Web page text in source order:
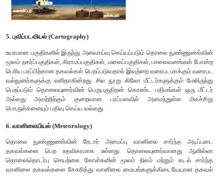
TGaoten 4 புவியின் அதிக சக்தி வாய்ந்த புவி உளவு
பாதிக்கப்படும் மக்களுக்கு மனிதாபிமான அடிப்படையில் உதவும்
தகவல்களை தரவல்லது. இச்செயற்கைக்கோள்
முக்கியத்துவம் வாய்ந்த பகுதிகளை கண்காணிக்க சீனாவிற்கு